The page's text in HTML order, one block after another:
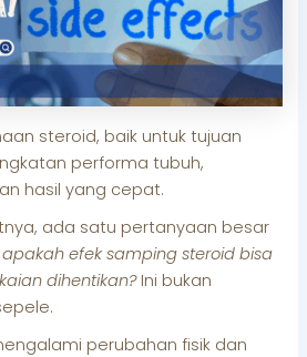
steroid, baik untuk tujuan
performa tubuh,
hasil yang cepat.
ada satu pertanyaan besar
apakah efek samping steroid bisa
dihentikan?Ini bukan
perubahan fisik dan